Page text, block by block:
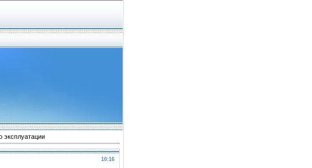
эксплуатации
10:16